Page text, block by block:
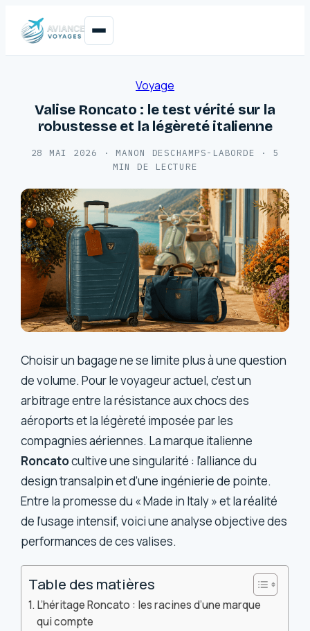
Voyage
Valise Roncato : le test vérité sur la
robustesse et la légèreté italienne
28 MAI 2026 · MANON DESCHAMPS-LABORDE ·
5
MIN DE LECTURE
Choisir un bagage ne se limite plus à une question
de volume. Pour le voyageur actuel, c’est un
arbitrage entre la résistance aux chocs des
aéroports et la légèreté imposée par les
compagnies aériennes. La marque italienne
Roncatocultive une singularité : l’alliance du
design transalpin et d’une ingénierie de pointe.
Entre la promesse du « Made in Italy » et la réalité
de l’usage intensif, voici une analyse objective des
performances de ces valises.
Table des matières
L’héritage Roncato : les racines d’une marque
qui compte